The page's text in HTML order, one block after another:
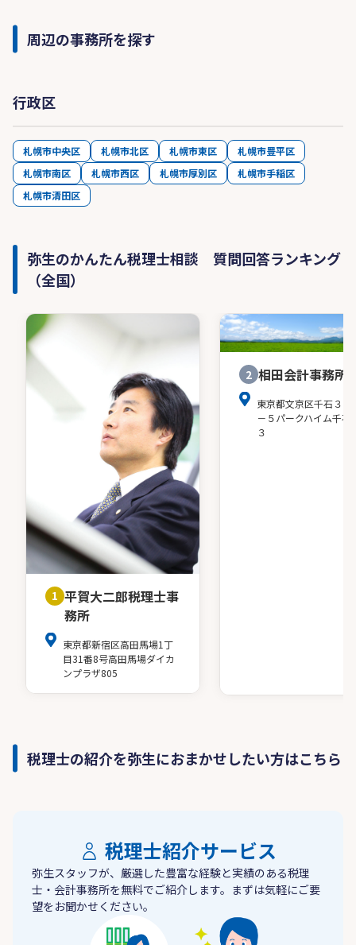
周辺の事務所を探す
行政区
札幌市中央区 札幌市北区 札幌市東区
札幌市豊平区
札幌市南区
札幌市西区 札幌市厚別区
札幌市手稲区
札幌市清田区
弥生のかんたん税理士相談 質問回答ランキング
（全国）
1 平賀大二郎税理士事
務所
東京都新宿区高田馬場1丁
目31番8号高田馬場ダイカ
ンプラザ805
2 相田会計事務所
東京都文京区千石３－
－５パークハイム千石
３
税理士の紹介を弥生におまかせしたい方はこちら
税理士紹介サービス
弥生スタッフが、厳選した豊富な経験と実績のある税理
士・会計事務所を無料でご紹介します。まずは気軽にご要
望をお聞かせください。